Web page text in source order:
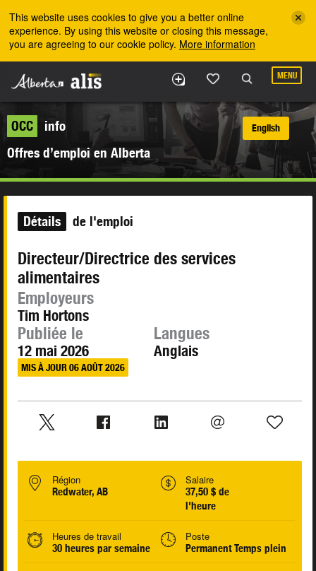
This website uses cookies to give you a better online
experience. By using this website or closing this message,
you are agreeing to our cookie policy. More information
MENU
OCC
info
Offres d’emploi en Alberta
English
Détails de l'emploi
Directeur/Directrice des services
alimentaires
Employeurs
Tim Hortons
Publiée le
12 mai 2026
MIS À JOUR 06 AOÛT 2026
Langues
Anglais
Région
Redwater, AB
Salaire
37,50 $ de
l'heure
Heures de travail
30 heures par semaine
Poste
Permanent Temps plein